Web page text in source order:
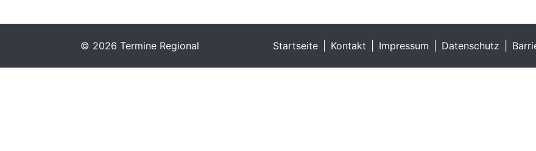
© 2026 Termine Regional Startseite Kontakt Impressum Datenschutz